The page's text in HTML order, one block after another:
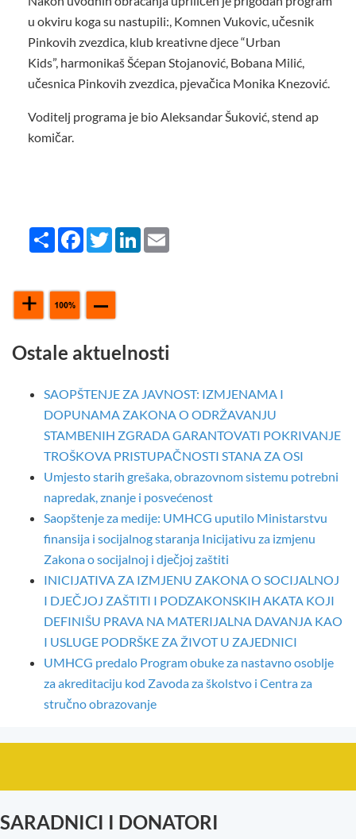
u okviru koga su nastupili:, Komnen Vukovic, učesnik
Pinkovih zvezdica, klub kreativne djece “Urban
Kids”, harmonikaš Šćepan Stojanović, Bobana Milić,
učesnica Pinkovih zvezdica, pjevačica Monika Knezović.
Voditelj programa je bio Aleksandar Šuković, stend ap
komičar.
Share FacebookTwitterLinkedIn
Ostale aktuelnosti
SAOPŠTENJE ZA JAVNOST: IZMJENAMA I
DOPUNAMA ZAKONA O ODRŽAVANJU
STAMBENIH ZGRADA GARANTOVATI POKRIVANJE
TROŠKOVA PRISTUPAČNOSTI STANA ZA OSI
Umjesto starih grešaka, obrazovnom sistemu potrebni
napredak, znanje i posvećenost
Saopštenje za medije: UMHCG uputilo Ministarstvu
finansija i socijalnog staranja Inicijativu za izmjenu
Zakona o socijalnoj i dječjoj zaštiti
INICIJATIVA ZA IZMJENU ZAKONA O SOCIJALNOJ
I DJEČJOJ ZAŠTITI I PODZAKONSKIH AKATA KOJI
DEFINIŠU PRAVA NA MATERIJALNA DAVANJA KAO
I USLUGE PODRŠKE ZA ŽIVOT U ZAJEDNICI
UMHCG predalo Program obuke za nastavno osoblje
za akreditaciju kod Zavoda za školstvo i Centra za
stručno obrazovanje
SARADNICI I DONATORI